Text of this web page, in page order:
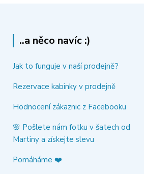
..a něco navíc :)
Jak to funguje v naší prodejně?
Rezervace kabinky v prodejně
Hodnocení zákaznic z Facebooku
🌸 Pošlete nám fotku v šatech od
Martiny a získejte slevu
Pomáháme ❤️